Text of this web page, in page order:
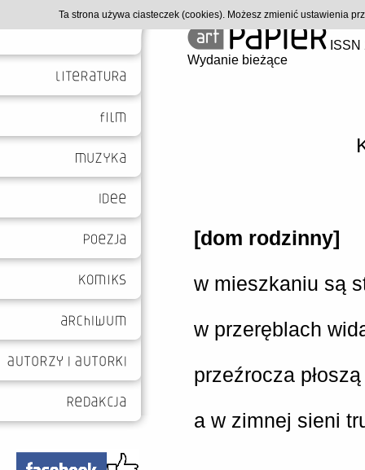
Wydanie bieżące
[dom rodzinny]
w mieszkaniu są
w przeręblach
przeźrocza
a w zimnej sieni
Ta strona używa ciasteczek (cookies). Możesz zmienić ustawienia